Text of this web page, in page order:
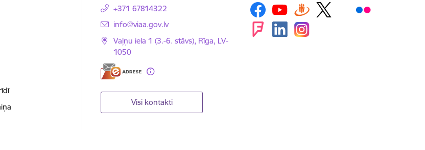
+371 67814322
E-pasts:
info@viaa.gov.lv
Vaļņu iela 1 (3.-6. stāvs), Rīga, LV-
1050
Visi kontakti